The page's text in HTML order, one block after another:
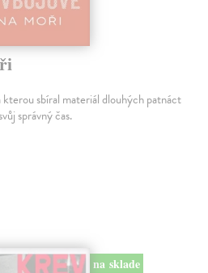
sbíral materiál dlouhých patnáct
správný čas.
na sklade